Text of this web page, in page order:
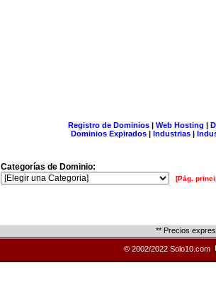
Registro de Dominios| Web Hosting |
Dominios Expirados | Industrias |
Categorías de Dominio:
[Pág.
** Precios
© 2002/2022 Solo10.com